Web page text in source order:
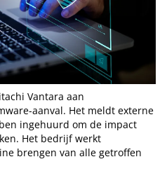
Vantara aan
aanval. Het meldt externe
ingehuurd om de impact
Het bedrijf werkt
brengen van alle getroffen